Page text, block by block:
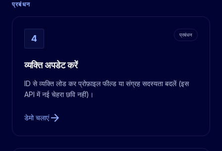
प्रबंधन
4 प्रबंधन
व्यक्ति अपडेट करें
ID से व्यक्ति लोड कर प्रोफ़ाइल फील्ड या संग्रह सदस्यता बदलें (इस
API में नई चेहरा छवि नहीं)।
डेमो चलाएंarrow_forward